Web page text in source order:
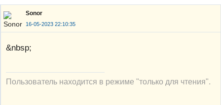
Sonor
16-05-2023 22:10:35
&nbsp;
Пользователь находится в режиме "только для чтения".